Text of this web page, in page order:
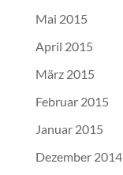
Mai 2015
April 2015
März 2015
Februar 2015
Januar 2015
Dezember 2014